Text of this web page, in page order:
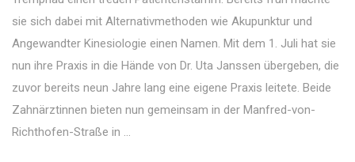
sie sich dabei mit Alternativmethoden wie Akupunktur und
Angewandter Kinesiologie einen Namen. Mit dem 1. Juli hat sie
nun ihre Praxis in die Hände von Dr. Uta Janssen übergeben, die
zuvor bereits neun Jahre lang eine eigene Praxis leitete. Beide
Zahnärztinnen bieten nun gemeinsam in der Manfred-von-
Richthofen-Straße in ...